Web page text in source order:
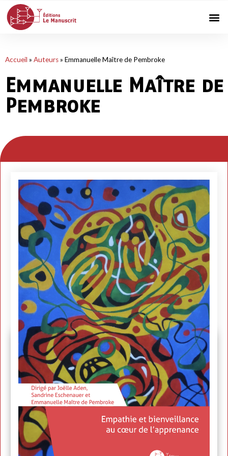
Accueil » Auteurs» Emmanuelle Maître de Pembroke
Emmanuelle Maître de
Pembroke